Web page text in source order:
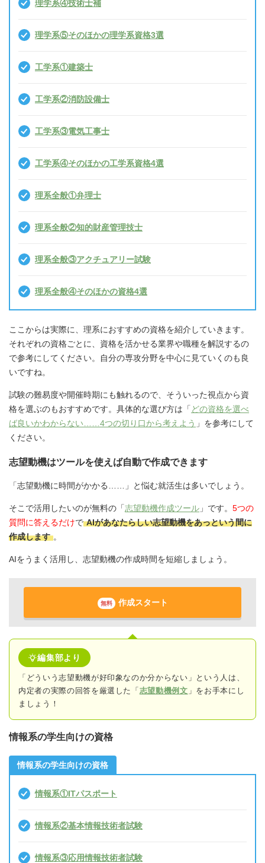
理学系④技術士補
理学系⑤そのほかの理学系資格3選
工学系①建築士
工学系②消防設備士
工学系③電気工事士
工学系④そのほかの工学系資格4選
理系全般①弁理士
理系全般②知的財産管理技士
理系全般③アクチュアリー試験
理系全般④そのほかの資格4選
ここからは実際に、理系におすすめの資格を紹介していきます。
それぞれの資格ごとに、資格を活かせる業界や職種を解説するの
で参考にしてください。自分の専攻分野を中心に見ていくのも良
いですね。
試験の難易度や開催時期にも触れるので、そういった視点から資
格を選ぶのもおすすめです。具体的な選び方は「 どの資格を選べ
ば良いかわからない……4つの切り口から考えよう 」を参考にして
ください。
志望動機はツールを使えば自動で作成できます
「志望動機に時間がかかる……」と悩む就活生は多いでしょう。
そこで活用したいのが無料の「志望動機作成ツール 」です。 5つの
質問に答えるだけで AIがあなたらしい志望動機をあっという間に
作成します 。
AIをうまく活用し、志望動機の作成時間を短縮しましょう。
無料 作成スタート
編集部より
「どういう志望動機が好印象なのか分からない」という人は、
内定者の実際の回答を厳選した「 志望動機例文 」をお手本にし
ましょう！
情報系の学生向けの資格
情報系の学生向けの資格
情報系①ITパスポート
情報系②基本情報技術者試験
情報系③応用情報技術者試験